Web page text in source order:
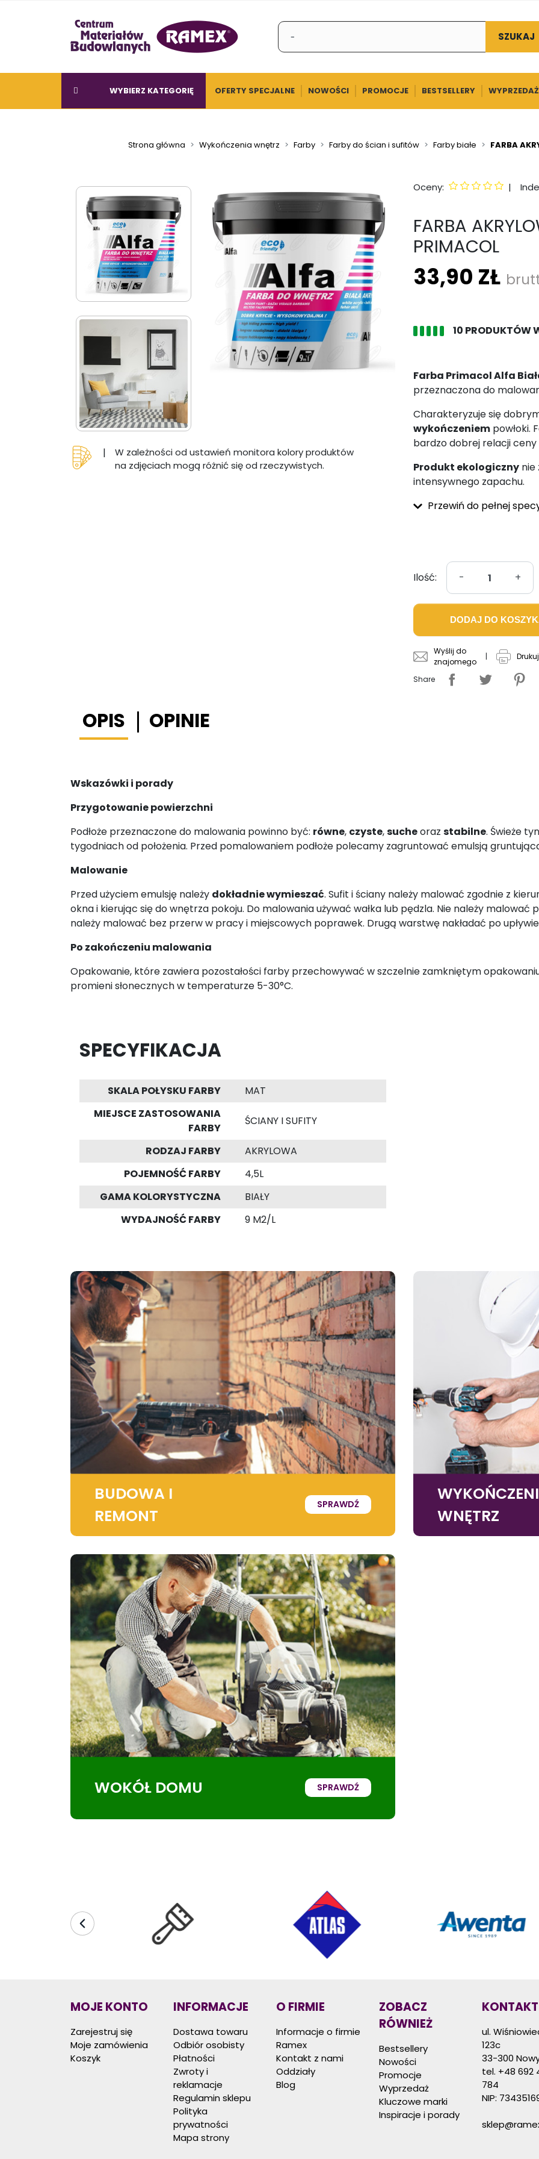
SZUKAJ
WYBIERZ KATEGORIĘ OFERTY SPECJALNE NOWOŚCI PROMOCJE BESTSELLERY WYPRZEDAŻ
Strona główna Wykończenia wnętrz Farby Farby do ścian i sufitów Farby białe FARBA
|
W zależności od ustawień monitora kolory produktów
na zdjęciach mogą różnić się od rzeczywistych.
Oceny: |
FARBA
PRIMACOL
33,90 ZŁ
10 PRODUKTÓW
Farba Primacol Alfa
przeznaczona do
Charakteryzuje się
wykończeniem powłoki.
bardzo dobrej relacji ceny
Produkt ekologiczny nie
intensywnego zapachu.
Przewiń do pełnej
Ilość: - +
DODAJ DO
Wyślij do
znajomego
| Drukuj
Share
OPIS OPINIE
Wskazówki i porady
Przygotowanie powierzchni
Podłoże przeznaczone do malowania powinno być: równe, czyste,sucheoraz stabilne. Świeże
tygodniach od położenia. Przed pomalowaniem podłoże polecamy zagruntować emulsją
Malowanie
Przed użyciem emulsję należy dokładnie wymieszać. Sufit i ściany należy malować zgodnie z
okna i kierując się do wnętrza pokoju. Do malowania używać wałka lub pędzla. Nie należy malować
należy malować bez przerw w pracy i miejscowych poprawek. Drugą warstwę nakładać po upływie
Po zakończeniu malowania
Opakowanie, które zawiera pozostałości farby przechowywać w szczelnie zamkniętym
promieni słonecznych w temperaturze 5-30°C.
SPECYFIKACJA
SKALA POŁYSKU FARBY
MAT
MIEJSCE ZASTOSOWANIA
FARBY
ŚCIANY I SUFITY
RODZAJ FARBY
AKRYLOWA
POJEMNOŚĆ FARBY
4,5L
GAMA KOLORYSTYCZNA
BIAŁY
WYDAJNOŚĆ FARBY
9 M2/L
BUDOWA I
REMONT
SPRAWDŹ
WNĘTRZ
WOKÓŁ DOMU SPRAWDŹ
MOJE KONTO
Zarejestruj się
Moje zamówienia
Koszyk
INFORMACJE
Dostawa towaru
Odbiór osobisty
Płatności
Zwroty i
reklamacje
Regulamin sklepu
Polityka
prywatności
Mapa strony
O FIRMIE
Informacje o firmie
Ramex
Kontakt z nami
Oddziały
Blog
ZOBACZ
RÓWNIEŻ
Bestsellery
Nowości
Promocje
Wyprzedaż
Kluczowe marki
Inspiracje i porady
KONTAKT
ul.
123c
33-300
tel. +48 692
784
NIP: